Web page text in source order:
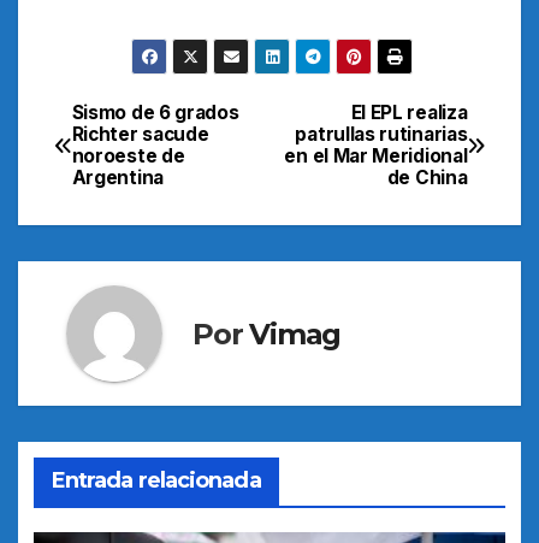
Navegación
de
entradas
El EPL realiza
patrullas rutinarias
en el Mar Meridional
de China
Sismo de 6 grados
Richter sacude
noroeste de
Argentina
PorVimag
Entrada relacionada